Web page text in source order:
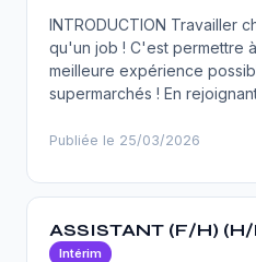
INTRODUCTION Travailler
qu'un job ! C'est permettre
meilleure expérience
supermarchés ! En
Publiée le 25/03/2026
ASSISTANT (F/H)
Intérim